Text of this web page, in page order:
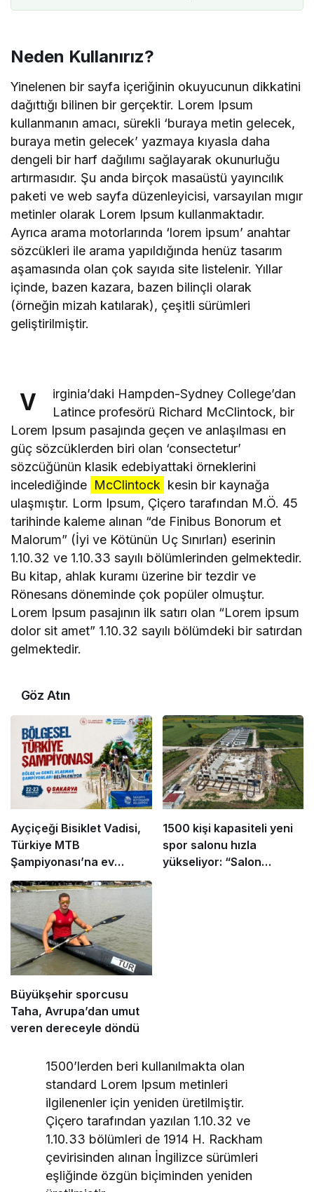
Neden Kullanırız?
Yinelenen bir sayfa içeriğinin okuyucunun dikkatini
dağıttığı bilinen bir gerçektir. Lorem Ipsum
kullanmanın amacı, sürekli ‘buraya metin gelecek,
buraya metin gelecek’ yazmaya kıyasla daha
dengeli bir harf dağılımı sağlayarak okunurluğu
artırmasıdır. Şu anda birçok masaüstü yayıncılık
paketi ve web sayfa düzenleyicisi, varsayılan mıgır
metinler olarak Lorem Ipsum kullanmaktadır.
Ayrıca arama motorlarında ‘lorem ipsum’ anahtar
sözcükleri ile arama yapıldığında henüz tasarım
aşamasında olan çok sayıda site listelenir. Yıllar
içinde, bazen kazara, bazen bilinçli olarak
(örneğin mizah katılarak), çeşitli sürümleri
geliştirilmiştir.
V
irginia’daki Hampden-Sydney College’dan
Latince profesörü Richard McClintock, bir
Lorem Ipsum pasajında geçen ve anlaşılması en
güç sözcüklerden biri olan ‘consectetur’
sözcüğünün klasik edebiyattaki örneklerini
incelediğinde McClintock kesin bir kaynağa
ulaşmıştır. Lorm Ipsum, Çiçero tarafından M.Ö. 45
tarihinde kaleme alınan “de Finibus Bonorum et
Malorum” (İyi ve Kötünün Uç Sınırları) eserinin
1.10.32 ve 1.10.33 sayılı bölümlerinden gelmektedir.
Bu kitap, ahlak kuramı üzerine bir tezdir ve
Rönesans döneminde çok popüler olmuştur.
Lorem Ipsum pasajının ilk satırı olan “Lorem ipsum
dolor sit amet” 1.10.32 sayılı bölümdeki bir satırdan
gelmektedir.
Göz Atın
Ayçiçeği Bisiklet Vadisi,
Türkiye MTB
Şampiyonası’na ev
sahipliği yapacak
1500 kişi kapasiteli yeni
spor salonu hızla
yükseliyor: “Salon
Büyükşehir sporcusu
Taha, Avrupa’dan umut
veren dereceyle döndü
1500’lerden beri kullanılmakta olan
standard Lorem Ipsum metinleri
ilgilenenler için yeniden üretilmiştir.
Çiçero tarafından yazılan 1.10.32 ve
1.10.33 bölümleri de 1914 H. Rackham
çevirisinden alınan İngilizce sürümleri
eşliğinde özgün biçiminden yeniden